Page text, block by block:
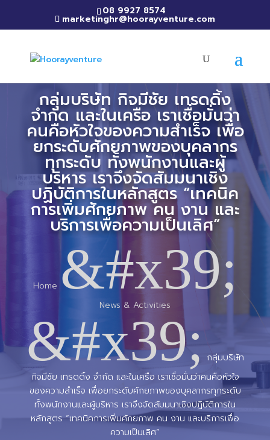
08 9927 8574
marketinghr@hoorayventure.com
กลุ่มบริษัท กิจมีชัย เทรดดิ้ง
จำกัด และในเครือ เราเชื่อมั่นว่า
คนคือหัวใจของความสำเร็จ เพื่อ
ยกระดับศักยภาพของบุคลากร
ทุกระดับ ทั้งพนักงานและผู้
บริหาร เราจึงจัดสัมมนาเชิง
ปฏิบัติการในหลักสูตร “เทคนิค
การเพิ่มศักยภาพ คน งาน และ
บริการเพื่อความเป็นเลิศ”
Home &#x39;
News & Activities
&#x39;
กลุ่มบริษัท
กิจมีชัย เทรดดิ้ง จำกัด และในเครือ เราเชื่อมั่นว่าคนคือหัวใจ
ของความสำเร็จ เพื่อยกระดับศักยภาพของบุคลากรทุกระดับ
ทั้งพนักงานและผู้บริหาร เราจึงจัดสัมมนาเชิงปฏิบัติการใน
หลักสูตร “เทคนิคการเพิ่มศักยภาพ คน งาน และบริการเพื่อ
ความเป็นเลิศ”